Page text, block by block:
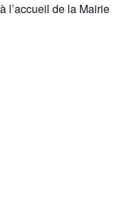
l’accueil de la Mairie